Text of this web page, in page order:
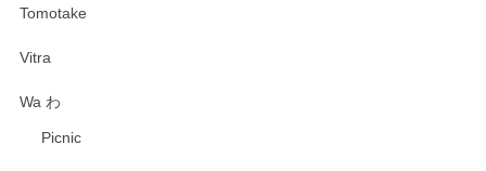
Tomotake
Vitra
Wa わ
Picnic